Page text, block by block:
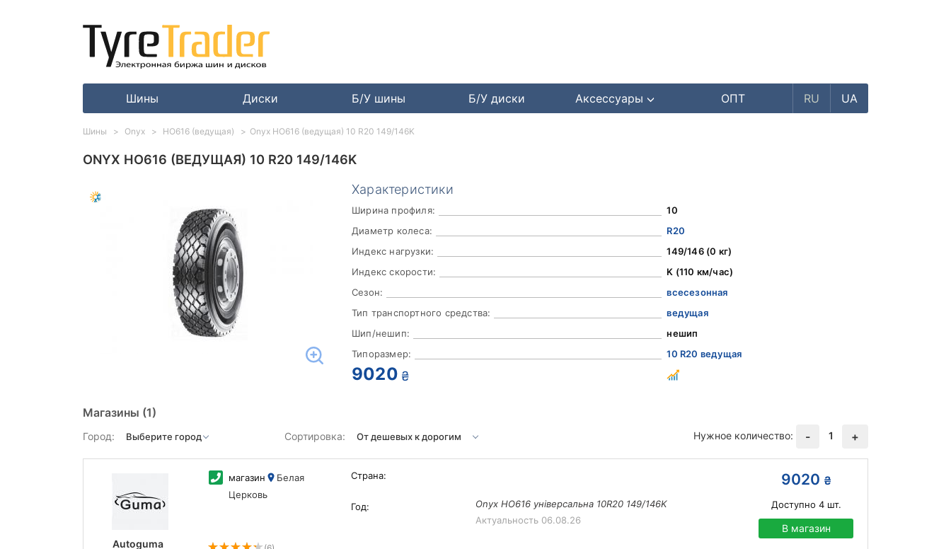
Шины Диски Б/У шины Б/У диски Аксессуары ОПТ RU UA
ONYX HO616 (ВЕДУЩАЯ) 10 R20 149/146K
Характеристики
Ширина профиля:
10
Диаметр колеса:
R20
Индекс нагрузки:
149/146 (0 кг)
Индекс скорости:
K (110 км/час)
Сезон:
всесезонная
Тип транспортного средства:
ведущая
Шип/нешип:
нешип
Типоразмер:
10 R20 ведущая
9020 ₴
Магазины (1)
Город: Сортировка: Нужное количество: - 1 +
Autoguma
магазин
Белая
Церковь
Страна:
Год:
Onyx HO616 універсальна 10R20 149/146K
Актуальность 06.08.26
9020 ₴
Доступно 4шт.
В магазин
Шины Onyx HO616 (ведущая) Onyx HO616 (ведущая) 10 R20 149/146K